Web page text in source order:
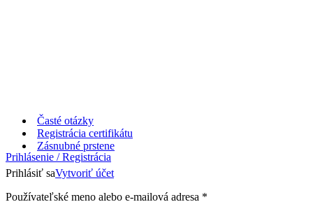
Časté otázky
Registrácia certifikátu
Prihlásenie / Registrácia
Prihlásiť saVytvoriť účet
Používateľské meno alebo e-mailová adresa *
Zásnubné prstene